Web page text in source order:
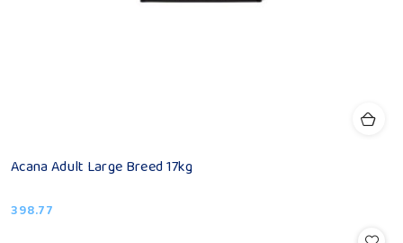
Acana Adult Large Breed 17kg
Cena:
398.77